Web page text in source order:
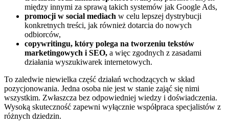
między innymi za sprawą takich systemów jak Google Ads,
promocji w social mediach w celu lepszej dystrybucji
konkretnych treści, jak również dotarcia do nowych
odbiorców,
copywritingu, który polega na tworzeniu tekstów
marketingowych i SEO, a więc zgodnych z zasadami
działania wyszukiwarek internetowych.
To zaledwie niewielka część działań wchodzących w skład
pozycjonowania. Jedna osoba nie jest w stanie zająć się nimi
wszystkim. Zwłaszcza bez odpowiedniej wiedzy i doświadczenia.
Wysoką skuteczność zapewni wyłącznie współpraca specjalistów z
różnych dziedzin.